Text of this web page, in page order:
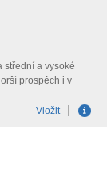
střední a vysoké
prospěch i v
Vložit